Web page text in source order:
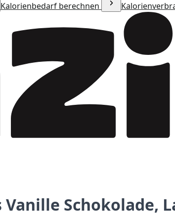
Kalorienbedarf berechnen
Schokolade,